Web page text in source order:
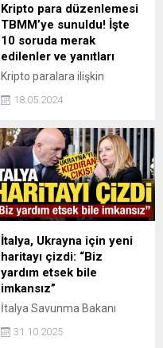
Kripto para düzenlemesi
TBMM’ye sunuldu! İşte
10 soruda merak
edilenler ve yanıtları
Kripto paralara ilişkin
teklifi, bu alandaki dünya
incelenmesinin ardından
hazırlandı. Üzerinde uzun
süredir çalışılan teklif, kripto
varlıklara, kripto varlık
hizmet sağlayıcılarına ilişkin
hükümlerin yanı sıra
müşterilerin risklere karşı
korunmasına yönelik
düzenlemeler içeriyor. İşte
kripto varlıklara ilişkin kanun
10 soru ve yanıtları...
18.05.2024
İtalya, Ukrayna için yeni
haritayı çizdi: “Biz
yardım etsek bile
imkansız”
İtalya Savunma Bakanı
Ukrayna savaşına ilişkin
31.10.2025